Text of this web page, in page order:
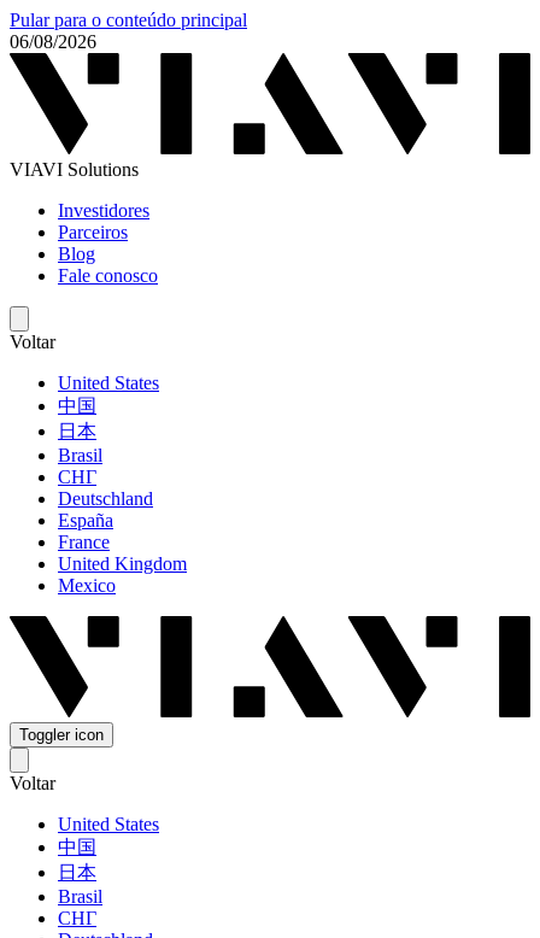
Pular para o conteúdo principal
06/08/2026
VIAVI Solutions
Investidores
Parceiros
Blog
Fale conosco
Voltar
United States
中国
日本
Brasil
СНГ
Deutschland
España
France
United Kingdom
Mexico
Toggler icon
Voltar
United States
中国
日本
Brasil
СНГ